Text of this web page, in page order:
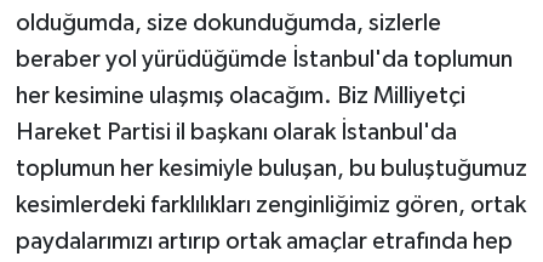
olduğumda, size dokunduğumda, sizlerle
beraber yol yürüdüğümde İstanbul'da toplumun
her kesimine ulaşmış olacağım. Biz Milliyetçi
Hareket Partisi il başkanı olarak İstanbul'da
toplumun her kesimiyle buluşan, bu buluştuğumuz
kesimlerdeki farklılıkları zenginliğimiz gören, ortak
paydalarımızı artırıp ortak amaçlar etrafında hep